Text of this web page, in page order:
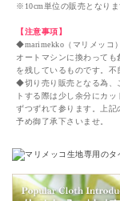
※10cm単位の販売となり
【注意事項】
◆marimekko（マリメッコ
オートマシンに換わって
を残しているものです。不
◆切り売り販売となる為、
トする際は少し余分にカ
ずつずれて参ります。上記
予め御了承下さいませ。